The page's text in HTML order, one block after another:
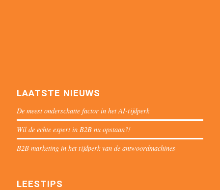
LAATSTE NIEUWS
De meest onderschatte factor in het AI-tijdperk
Wil de echte expert in B2B nu opstaan?!
B2B marketing in het tijdperk van de antwoordmachines
LEESTIPS